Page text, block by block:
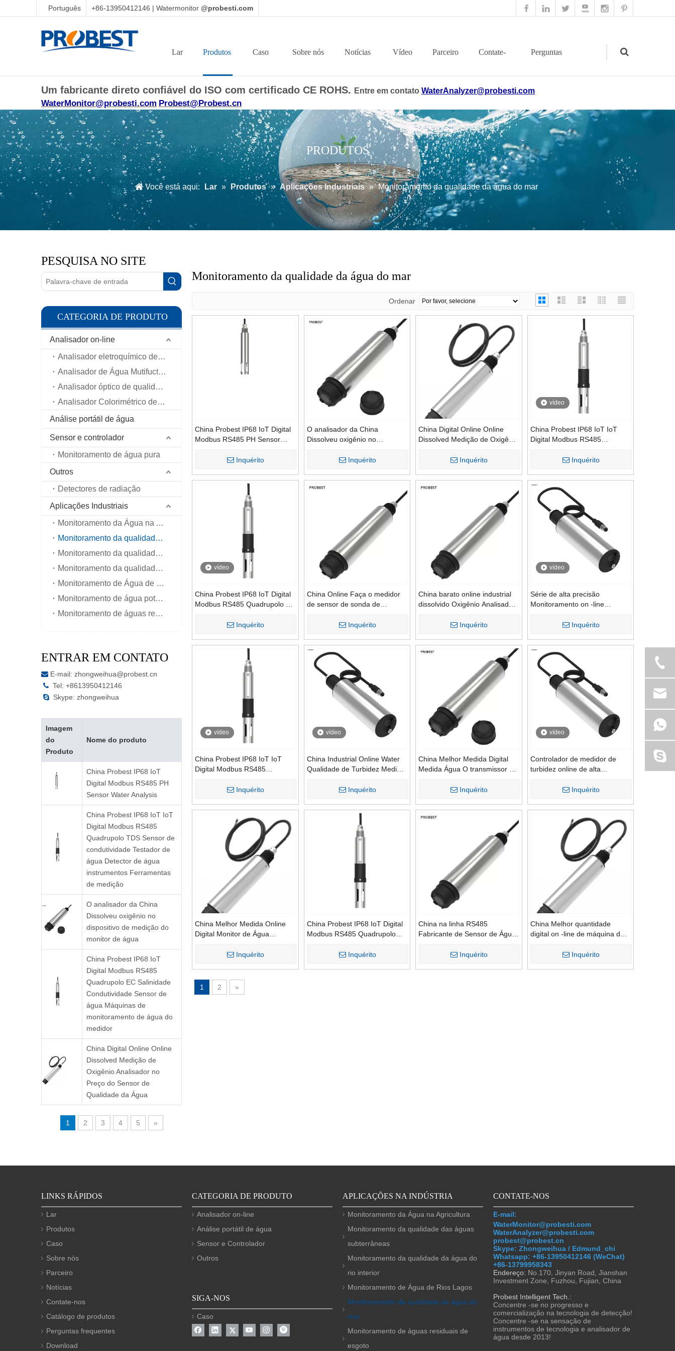
Português +86-13950412146 | Watermonitor @probesti.com
Lar Produtos Caso Sobre nós Notícias Vídeo Parceiro Contate- Perguntas
Um fabricante direto confiável do ISO com certificado CE ROHS. Entre em contato WaterAnalyzer@probesti.com
WaterMonitor@probesti.com Probest@Probest.cn
PRODUTOS
Você está aqui: Lar » Produtos » Aplicações Industriais » Monitoramento da qualidade da água do mar
PESQUISA NO SITE
CATEGORIA DE PRODUTO
Analisador on-line
Analisador eletroquímico de água
Analisador de Água Mutifuction
Analisador óptico de qualidade da água
Analisador Colorimétrico de Água
Análise portátil de água
Sensor e controlador
Monitoramento de água pura
Outros
Detectores de radiação
Aplicações Industriais
Monitoramento da Água na Agricultura
Monitoramento da qualidade da água do mar
Monitoramento da qualidade da água do rio interior
Monitoramento da qualidade das águas subterrâneas
Monitoramento de Água de Rios Lagos
Monitoramento de água potável de torneira
Monitoramento de águas residuais de esgoto
ENTRAR EM CONTATO
 E-mail: zhongweihua@probest.cn
 Tel: +8613950412146
 Skype: zhongweihua
Imagem
do
Produto
Nome do produto
China Probest IP68 IoT
Digital Modbus RS485 PH
Sensor Water Analysis
China Probest IP68 IoT IoT
Digital Modbus RS485
Quadrupolo TDS Sensor de
condutividade Testador de
água Detector de água
instrumentos Ferramentas
de medição
O analisador da China
Dissolveu oxigênio no
dispositivo de medição do
monitor de água
China Probest IP68 IoT
Digital Modbus RS485
Quadrupolo EC Salinidade
Condutividade Sensor de
água Máquinas de
monitoramento de água do
medidor
China Digital Online Online
Dissolved Medição de
Oxigênio Analisador no
Preço do Sensor de
Qualidade da Água
1 2 3 4 5 »
Monitoramento da qualidade da água do mar
Ordenar
China Probest IP68 IoT Digital
Modbus RS485 PH Sensor
Inquérito
O analisador da China
Dissolveu oxigênio no
monitor de águaInquérito
China Digital Online Online
Dissolved Medição de Oxigênio
de Qualidade da Água
Inquérito
vídeo
China Probest IP68 IoT IoT
Digital Modbus RS485
condutividade Testador de
instrumentos Ferramentas de
medição
Inquérito
vídeo
China Probest IP68 IoT Digital
Modbus RS485 Quadrupolo EC
Sensor de água Máquinas de
medidor
Inquérito
China Online Faça o medidor
de sensor de sonda de
Inquérito
China barato online industrial
dissolvido Oxigênio Analisador
para água potável
Inquérito
vídeo
Série de alta precisão
Monitoramento on -line
turbidez digital Analisador de
água
Inquérito
vídeo
China Probest IP68 IoT IoT
Digital Modbus RS485
condutividade Tester Detector
Ferramentas de medição
Inquérito
vídeo
China Industrial Online Water
Qualidade de Turbidez Medidor
Medição de Medição RS485
Inquérito
China Melhor Medida Digital
Medida Água O transmissor de
dissolvido para venda
Inquérito
vídeo
Controlador de medidor de
turbidez online de alta
sensor RS485 para a medição
Inquérito
China Melhor Medida Online
Digital Monitor de Água
Oxigênio Detectores Factory
Inquérito
China Probest IP68 IoT Digital
Modbus RS485 Quadrupolo
elétrica Resistência Salinidade
Inquérito
China na linha RS485
Fabricante de Sensor de Água
Inquérito
China Melhor quantidade
digital on -line de máquina de
oxigênio dissolvido em água de
Inquérito
1 2 »
LINKS RÁPIDOS
Lar
Produtos
Caso
Sobre nós
Parceiro
Notícias
Contate-nos
Catálogo de produtos
Perguntas frequentes
Download
CATEGORIA DE PRODUTO
Analisador on-line
Análise portátil de água
Sensor e Controlador
Outros
SIGA-NOS
Caso
APLICAÇÕES NA INDÚSTRIA
Monitoramento da Água na Agricultura
Monitoramento da qualidade das águas
subterrâneas
Monitoramento da qualidade da água do
rio interior
Monitoramento de Água de Rios Lagos
Monitoramento da qualidade da água do
mar
Monitoramento de águas residuais de
esgoto
CONTATE-NOS
E-mail:
WaterMonitor@probesti.com
WaterAnalyzer@probesti.com
probest@probest.cn
Skype: Zhongweihua / Edmund_chi
Whatsapp: +86-13950412146 (WeChat)
+86-13799958343
Endereço: No.170, Jinyan Road, Jianshan
Investment Zone, Fuzhou, Fujian, China
Probest Intelligent Tech.:
Concentre -se no progresso e
comercialização na tecnologia de detecção!
Concentre -se na sensação de
instrumentos de tecnologia e analisador de
água desde 2013!